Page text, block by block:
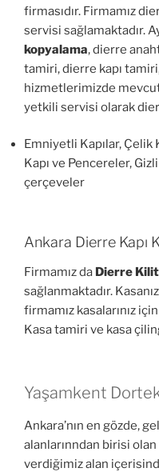
firmasıdır. Firmamız
servisi sağlamaktadır.
kopyalama, dierre
tamiri, dierre kapı
hizmetlerimizde
yetkili servisi olarak
Emniyetli Kapılar, Çelik
Kapı ve Pencereler,
çerçeveler
Ankara Dierre Kapı
Firmamız da Dierre Kilit
sağlanmaktadır.
firmamız kasalarınız
Kasa tamiri ve kasa
Yaşamkent
Ankara’nın en gözde,
alanlarınndan birisi
verdiğimiz alan